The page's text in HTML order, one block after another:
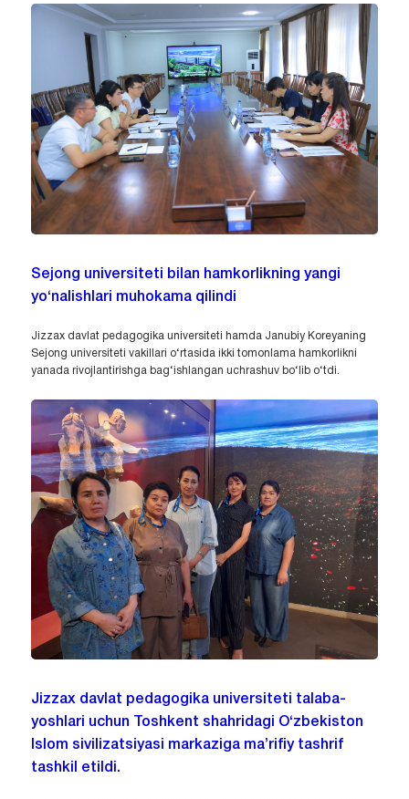
Sejong universiteti bilan hamkorlikning yangi
yo‘nalishlari muhokama qilindi
Jizzax davlat pedagogika universiteti hamda Janubiy Koreyaning
Sejong universiteti vakillari o‘rtasida ikki tomonlama hamkorlikni
yanada rivojlantirishga bag‘ishlangan uchrashuv bo‘lib o‘tdi.
Jizzax davlat pedagogika universiteti talaba-
yoshlari uchun Toshkent shahridagi O‘zbekiston
Islom sivilizatsiyasi markaziga ma’rifiy tashrif
tashkil etildi.